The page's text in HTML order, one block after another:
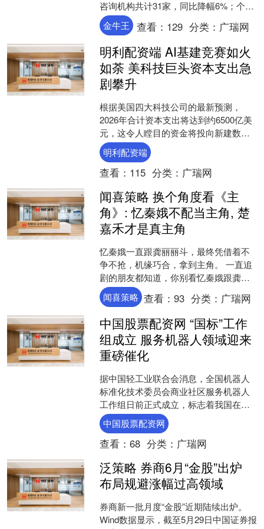
咨询机构共计31家，同比降幅6%；个人
客户总数为296.32万人，同比增幅
14.55%，全....
金牛王 查看： 129 分类： 广瑞网
明利配资端 AI基建竞赛如火
如荼 美科技巨头资本支出急
剧攀升
根据美国四大科技公司的最新预测，
2026年合计资本支出将达到约6500亿美
元，这令人瞠目的资金将投向新建数据
中心，以及包括人工智能（AI）芯片、
网络线缆、备用发....
明利配资端
查看： 115 分类： 广瑞网
闻喜策略 换个角度看《主
角》: 忆秦娥不配当主角, 楚
嘉禾才是真主角
忆秦娥一直跟龚丽丽斗，最终凭借着不
争不抢，机缘巧合，拿到主角。 一直追
剧的朋友都知道，你别看忆秦娥跟龚丽
丽斗得欢。 但是忆秦娥一直以来的对
手，其实从来都只有一个....
闻喜策略 查看：93 分类： 广瑞网
中国股票配资网 “国标”工作
组成立 服务机器人领域迎来
重磅催化
据中国轻工业联合会消息，全国机器人
标准化技术委员会商业社区服务机器人
工作组日前正式成立，标志着我国在商
业社区服务机器人领域的标准化工作进
入协同发力、规范发展的新....
中国股票配资网
查看： 68 分类： 广瑞网
泛策略 券商6月“金股”出炉
布局规避涨幅过高领域
券商新一批月度“金股”近期陆续出炉。
Wind数据显示，截至5月29日中国证券报